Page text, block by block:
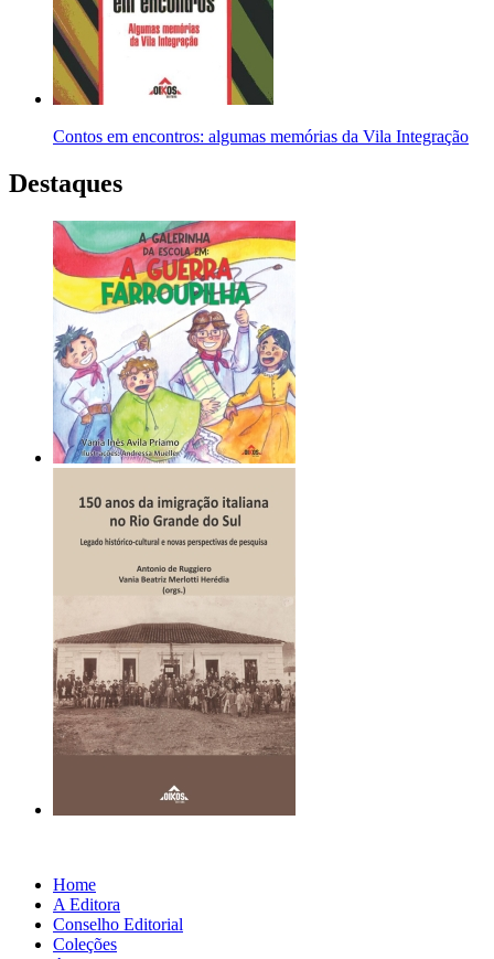
Contos em encontros: algumas memórias da Vila Integração
Destaques
Home
A Editora
Conselho Editorial
Coleções